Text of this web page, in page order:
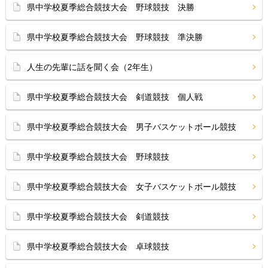
県中学校夏季総合競技大会 野球競技 決勝
県中学校夏季総合競技大会 野球競技 準決勝
人生の先輩に話を聞く会（2年生）
県中学校夏季総合競技大会 剣道競技 個人戦
県中学校夏季総合競技大会 男子バスケットボール競技
県中学校夏季総合競技大会 野球競技
県中学校夏季総合競技大会 女子バスケットボール競技
県中学校夏季総合競技大会 剣道競技
県中学校夏季総合競技大会 卓球競技